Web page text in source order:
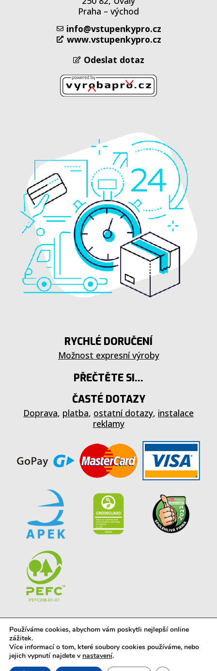
Praha – východ
info@vstupenkypro.cz
www.vstupenkypro.cz
Odeslat dotaz
RYCHLÉ DORUČENÍ
Možnost expresní výroby
PŘEČTĚTE SI...
ČASTÉ DOTAZY
Doprava, platba, ostatní dotazy, instalace
reklamy
© 2023 powered byvyrobapro.cz
Používáme cookies, abychom vám poskytli nejlepší online
zážitek.
Více informací o tom, které soubory cookies používáme, nebo
jejich vypnutí najdete v nastavení.